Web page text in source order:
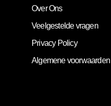
Over Ons
Veelgestelde vragen
Privacy Policy
Algemene voorwaarden